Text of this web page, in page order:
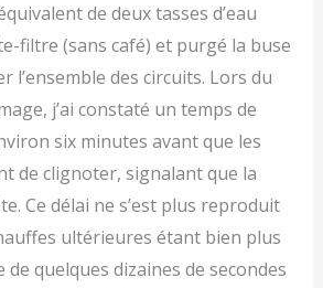
de deux tasses d’eau
filtre (sans café) et purgé la buse
l’ensemble des circuits. Lors du
j’ai constaté un temps de
six minutes avant que les
de clignoter, signalant que la
Ce délai ne s’est plus reproduit
ultérieures étant bien plus
de quelques dizaines de secondes